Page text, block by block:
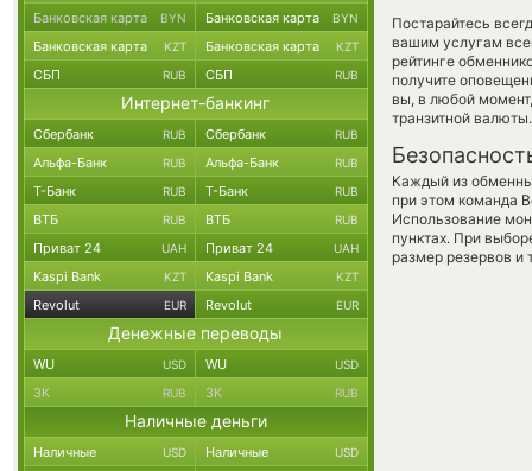
Постарайтесь
вашим услугам
рейтинге
получите
вы, в любой
транзитной валюты.
Каждый из
при этом команда
Использование
пунктах. При
размер резервов и
Банковская карта BYN Банковская карта BYN
Банковская карта KZT Банковская карта KZT
СБП RUB СБП RUB
Интернет-банкинг
Сбербанк RUB Сбербанк RUB
Альфа-Банк RUB Альфа-Банк RUB
Т-Банк RUB Т-Банк RUB
ВТБ RUB ВТБ RUB
Приват 24 UAH Приват 24 UAH
Kaspi Bank KZT Kaspi Bank KZT
Revolut EUR Revolut EUR
Денежные переводы
WU USD WU USD
ЗК RUB ЗК RUB
Наличные деньги
Наличные USD Наличные USD